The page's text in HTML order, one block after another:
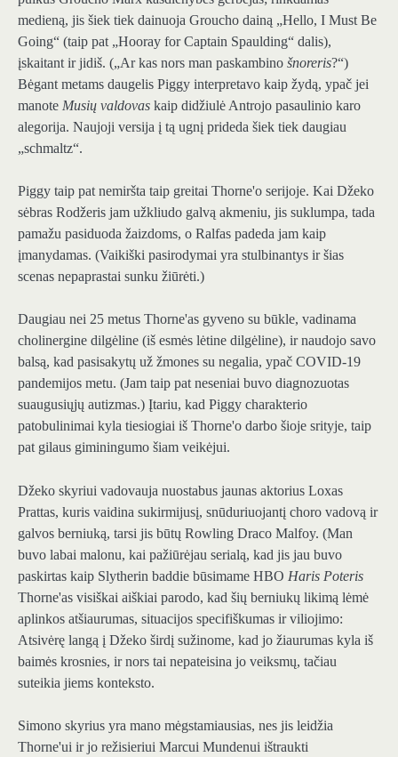
medieną, jis šiek tiek dainuoja Groucho dainą „Hello, I Must Be
Going“ (taip pat „Hooray for Captain Spaulding“ dalis),
įskaitant ir jidiš. („Ar kas nors man paskambino šnoreris?“)
Bėgant metams daugelis Piggy interpretavo kaip žydą, ypač jei
manote Musių valdovas kaip didžiulė Antrojo pasaulinio karo
alegorija. Naujoji versija į tą ugnį prideda šiek tiek daugiau
„schmaltz“.
Piggy taip pat nemiršta taip greitai Thorne'o serijoje. Kai Džeko
sėbras Rodžeris jam užkliudo galvą akmeniu, jis suklumpa, tada
pamažu pasiduoda žaizdoms, o Ralfas padeda jam kaip
įmanydamas. (Vaikiški pasirodymai yra stulbinantys ir šias
scenas nepaprastai sunku žiūrėti.)
Daugiau nei 25 metus Thorne'as gyveno su būkle, vadinama
cholinergine dilgėline (iš esmės lėtine dilgėline), ir naudojo savo
balsą, kad pasisakytų už žmones su negalia, ypač COVID-19
pandemijos metu. (Jam taip pat neseniai buvo diagnozuotas
suaugusiųjų autizmas.) Įtariu, kad Piggy charakterio
patobulinimai kyla tiesiogiai iš Thorne'o darbo šioje srityje, taip
pat gilaus giminingumo šiam veikėjui.
Džeko skyriui vadovauja nuostabus jaunas aktorius Loxas
Prattas, kuris vaidina sukirmijusį, snūduriuojantį choro vadovą ir
galvos berniuką, tarsi jis būtų Rowling Draco Malfoy. (Man
buvo labai malonu, kai pažiūrėjau serialą, kad jis jau buvo
paskirtas kaip Slytherin baddie būsimame HBO Haris Poteris
Thorne'as visiškai aiškiai parodo, kad šių berniukų likimą lėmė
aplinkos atšiaurumas, situacijos specifiškumas ir viliojimo:
Atsivėrę langą į Džeko širdį sužinome, kad jo žiaurumas kyla iš
baimės krosnies, ir nors tai nepateisina jo veiksmų, tačiau
suteikia jiems konteksto.
Simono skyrius yra mano mėgstamiausias, nes jis leidžia
Thorne'ui ir jo režisieriui Marcui Mundenui ištraukti